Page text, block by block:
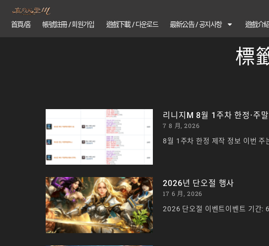
首頁/홈 帳號註冊 / 회원가입 遊戲下載 / 다운로드 最新公告 / 공지사항 遊戲介
標
리니지M 8월 1주차 한정·주
7 8 月, 2026
8월 1주차 한정 제작 정보 이번 주
2026년 단오절 행사
17 6 月, 2026
2026 단오절 이벤트이벤트 기간: